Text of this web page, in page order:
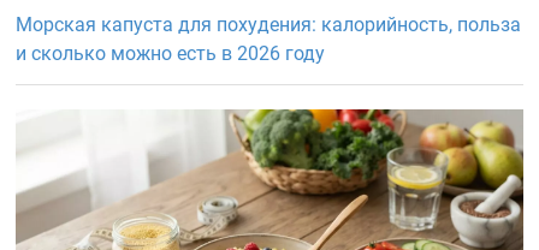
Морская капуста для похудения: калорийность, польза
и сколько можно есть в 2026 году